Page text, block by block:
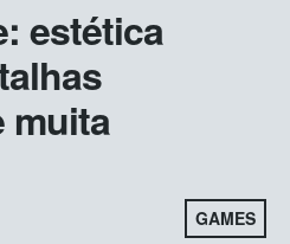
estética
muita
GAMES